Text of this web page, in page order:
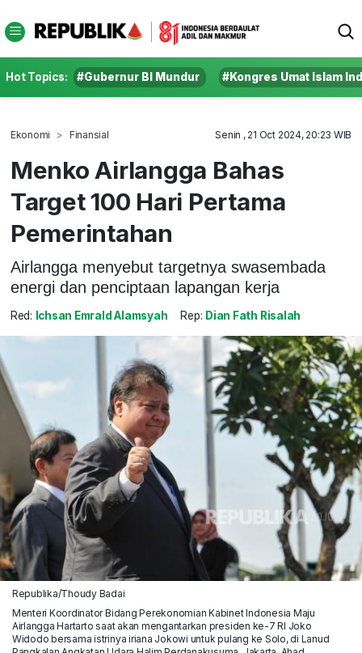
Hot Topics: #Gubernur BI Mundur #Kongres Umat Islam
Ekonomi Finansial Senin , 21 Oct 2024, 20:23 WIB
Menko Airlangga Bahas
Target 100 Hari Pertama
Pemerintahan
Airlangga menyebut targetnya swasembada
energi dan penciptaan lapangan kerja
Red: Ichsan Emrald Alamsyah Rep: Dian Fath Risalah
Republika/Thoudy Badai
Menteri Koordinator Bidang Perekonomian Kabinet Indonesia Maju
Airlangga Hartarto saat akan mengantarkan presiden ke-7 RI Joko
Widodo bersama istrinya iriana Jokowi untuk pulang ke Solo, di Lanud